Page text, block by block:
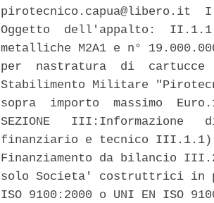
pirotecnico.capua@libero.it
Oggetto  dell'appalto:
metalliche M2A1 e n°
per  nastratura  di  cartucce
Stabilimento Militare
sopra  importo  massimo
SEZIONE   III:Informazione
finanziario e tecnico
Finanziamento da bilancio
solo Societa' costruttrici in
ISO 9100:2000 o UNI EN